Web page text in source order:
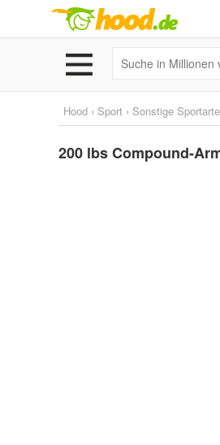
Hood › Sport › Sonstige
200 lbs Compound-